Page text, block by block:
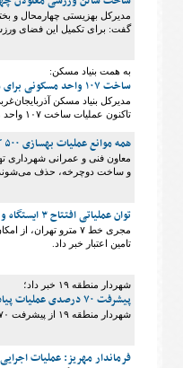
گفت: برای تکمیل این فضای
به همت بنیاد مسکن:
ساخت ۱۰۷ واحد مسکونی برای معلولان در آذربایجان‌غربی به اتمام رسید
تاکنون عملیات ساخت ۱۰۷ واحد مسکونی برای این افراد به اتمام رسیده است.
همه موانع عملیات بهسازی ۵۰۰ کیلومتر پیاده‌راه در پایتخت حذف می‌شود
و ساخت دوچرخه، حذف می‌شوند،
توان عملیاتی افتتاح ۳ ایستگاه و ۵ ورودی جدید خط ۷ مترو تهران وجود دارد
تامین اعتبار خبر داد.
شهردار منطقه ۱۹ خبر داد؛
پیشرفت ۷۰ درصدی عملیات پیاده روسازی در جنوب پایتخت
شهردار منطقه ۱۹ از پیشرفت ۷۰ درصدی عملیات پیاده روسازی و احداث مسیر دوچرخه در این منطقه خبر داد.
فرماندار مهریز: عملیات اجرایی ۱۵ طرح خیری آغاز شد